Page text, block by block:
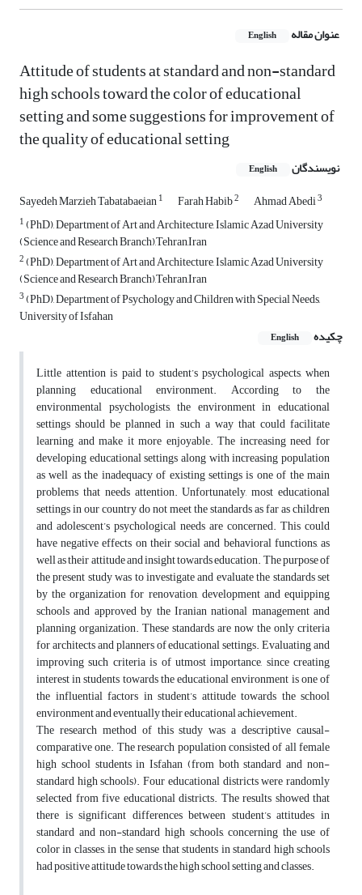
عنوان مقاله English
Attitude of students at standard and non-standard
high schools toward the color of educational
setting and some suggestions for improvement of
the quality of educational setting
نویسندگان English
Sayedeh Marzieh Tabatabaeian1 Farah Habib2 Ahmad Abedi3
1(PhD), Department of Art and Architecture, Islamic Azad University
(Science and Research Branch),Tehran,Iran
2(PhD), Department of Art and Architecture, Islamic Azad University
(Science and Research Branch),Tehran,Iran
3(PhD), Department of Psychology and Children with Special Needs,
University of Isfahan
چکیده
English
Little attention is paid to student’s psychological aspects, when
planning educational environment. According to the
environmental psychologists, the environment in educational
settings should be planned in such a way that could facilitate
learning and make it more enjoyable. The increasing need for
developing educational settings along with increasing population
as well as the inadequacy of existing settings is one of the main
problems that needs attention. Unfortunately, most educational
settings in our country do not meet the standards as far as children
and adolescent’s psychological needs are concerned. This could
have negative effects on their social and behavioral functions, as
well as their attitude and insight towards education. The purpose of
the present study was to investigate and evaluate the standards set
by the organization for renovation, development and equipping
schools and approved by the Iranian national management and
planning organization. These standards are now the only criteria
for architects and planners of educational settings. Evaluating and
improving such criteria is of utmost importance, since creating
interest in students towards the educational environment is one of
the influential factors in student’s attitude towards the school
environment and eventually their educational achievement.
The research method of this study was a descriptive causal-
comparative one. The research population consisted of all female
high school students in Isfahan (from both standard and non-
standard high schools). Four educational districts were randomly
selected from five educational districts. The results showed that
there is significant differences between student’s attitudes in
standard and non-standard high schools, concerning the use of
color in classes, in the sense that students in standard high schools
had positive attitude towards the high school setting and classes.